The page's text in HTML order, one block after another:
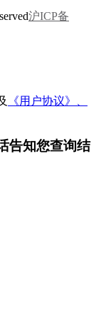
沪ICP备
《用户协议》、
告知您查询结